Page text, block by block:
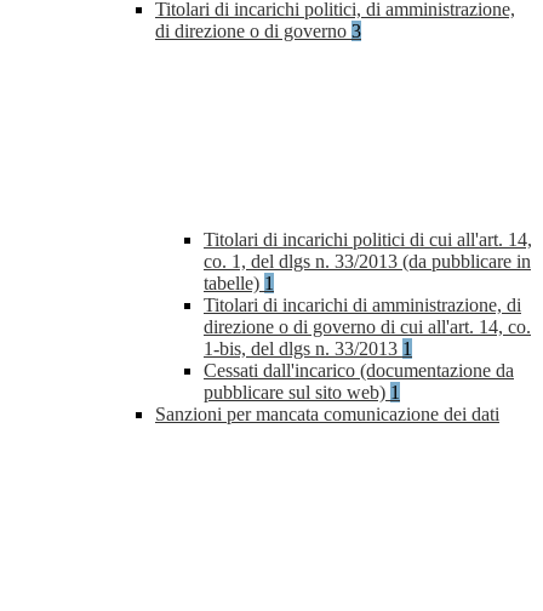
Titolari di incarichi politici, di amministrazione,
di direzione o di governo 3
Titolari di incarichi politici di cui all'art. 14,
co. 1, del dlgs n. 33/2013 (da pubblicare in
tabelle) 1
Titolari di incarichi di amministrazione, di
direzione o di governo di cui all'art. 14, co.
1-bis, del dlgs n. 33/2013 1
Cessati dall'incarico (documentazione da
pubblicare sul sito web) 1
Sanzioni per mancata comunicazione dei dati